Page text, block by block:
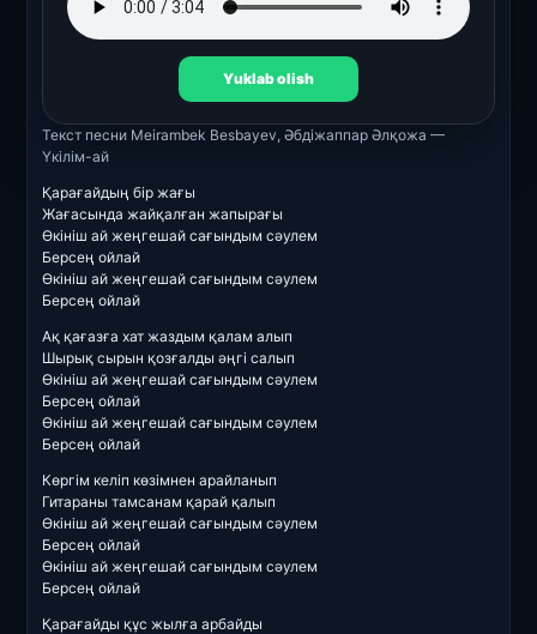
Yuklab olish
Текст песни Meirambek Besbayev, Әбдіжаппар Әлқожа —
Үкілім-ай
Қарағайдың бір жағы
Жағасында жайқалған жапырағы
Өкініш ай жеңгешай сағындым сәулем
Берсең ойлай
Өкініш ай жеңгешай сағындым сәулем
Берсең ойлай
Ақ қағазға хат жаздым қалам алып
Шырық сырын қозғалды әңгі салып
Өкініш ай жеңгешай сағындым сәулем
Берсең ойлай
Өкініш ай жеңгешай сағындым сәулем
Берсең ойлай
Көргім келіп көзімнен арайланып
Гитараны тамсанам қарай қалып
Өкініш ай жеңгешай сағындым сәулем
Берсең ойлай
Өкініш ай жеңгешай сағындым сәулем
Берсең ойлай
Қарағайды құс жылға арбайды